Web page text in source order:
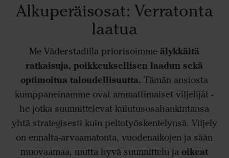
Alkuperäisosat: Verratonta
laatua
Me Väderstadilla priorisoimmeälykkäitä
ratkaisuja, poikkeuksellisen laadun sekä
optimoitua taloudellisuutta.Tämän ansiosta
kumppaneinamme ovat ammattimaiset viljelijät -
he jotka suunnittelevat kulutusosahankintansa
yhtä strategisesti kuin peltotyöskentelynsä. Viljely
on ennalta-arvaamatonta, vuodenaikojen ja sään
muovaamaa, mutta hyvä suunnittelu jaoikeat